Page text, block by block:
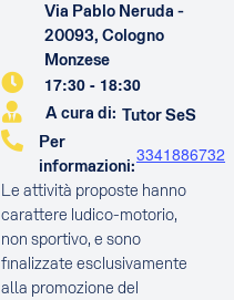
Via Pablo Neruda -
20093, Cologno
Monzese
17:30 - 18:30
A cura di: Tutor SeS
Per
informazioni:
3341886732
Le attività proposte hanno
carattere ludico-motorio,
non sportivo, e sono
finalizzate esclusivamente
alla promozione del